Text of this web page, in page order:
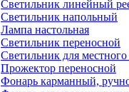
Светильник линейный
Светильник напольный
Лампа настольная
Светильник переносной
Светильник для
Прожектор переносной
Фонарь карманный,